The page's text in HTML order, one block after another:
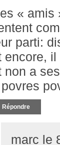
« amis
parti:
encore, il
non a
Répondre
marc le